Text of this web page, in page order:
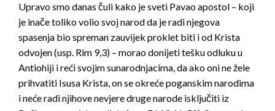
Upravo smo danas čuli kako je sveti Pavao apostol – koji
je inače toliko volio svoj narod da je radi njegova
spasenja bio spreman zauvijek proklet biti i od Krista
odvojen (usp. Rim 9,3) – morao donijeti tešku odluku u
Antiohiji i reći svojim sunarodnjacima, da ako oni ne žele
prihvatiti Isusa Krista, on se okreće poganskim narodima
i neće radi njihove nevjere druge narode isključiti iz